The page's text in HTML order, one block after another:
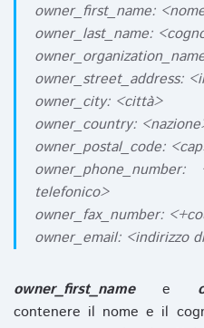
owner_first_name:
owner_last_name:
owner_street_address:
owner_city: <città>
owner_country:
owner_postal_code:
telefonico>
owner_fax_number:
owner_email: <indirizzo
owner_first_namee
contenere il nome e il